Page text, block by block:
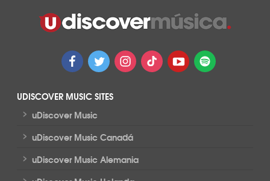
UDISCOVER MUSIC SITES
> uDiscover Music
> uDiscover Music Canadá
> uDiscover Music Alemania